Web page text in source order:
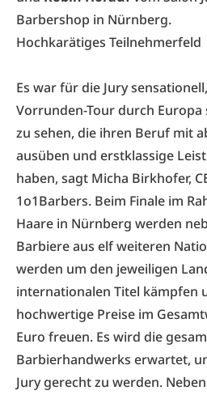
Barbershop in Nürnberg.
Hochkarätiges Teilnehmerfeld
Es war für die Jury
Vorrunden-Tour durch
zu sehen, die ihren Beruf mit
ausüben und erstklassige
haben, sagt Micha Birkhofer,
1o1Barbers. Beim Finale im
Haare in Nürnberg werden
Barbiere aus elf weiteren
werden um den jeweiligen
internationalen Titel kämpfen
hochwertige Preise im
Euro freuen. Es wird die
Barbierhandwerks erwartet,
Jury gerecht zu werden.